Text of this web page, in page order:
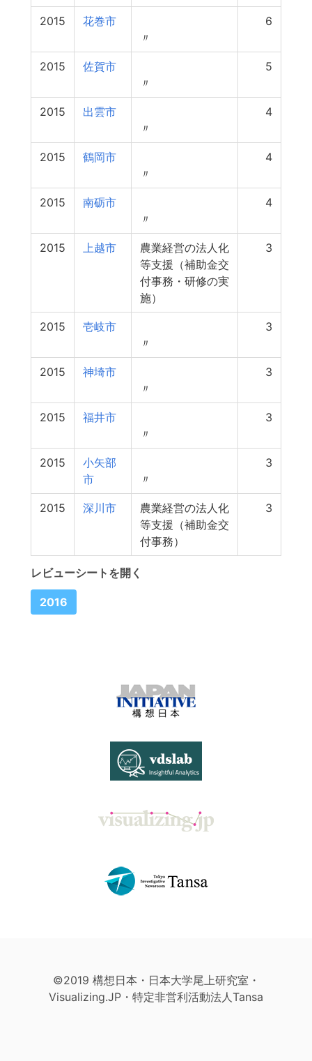
2015
花巻市
〃
6
2015
佐賀市
〃
5
2015
出雲市
〃
4
2015
鶴岡市
〃
4
2015
南砺市
〃
4
2015 上越市
農業経営の法人化
等支援（補助金交
付事務・研修の実
施）
3
2015
壱岐市
〃
3
2015
神埼市
〃
3
2015
福井市
〃
3
2015
小矢部
市
〃
3
2015 深川市
農業経営の法人化
等支援（補助金交
付事務）
3
レビューシートを開く
2016
©2019 構想日本・日本大学尾上研究室・
Visualizing.JP・特定非営利活動法人Tansa